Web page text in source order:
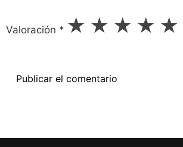
Valoración * ★
★
★
★
★